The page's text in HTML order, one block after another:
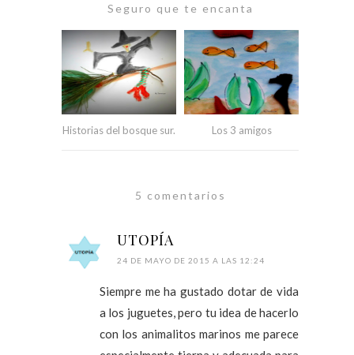
Seguro que te encanta
Historias del bosque sur. Los 3 amigos
5 comentarios
UTOPÍA
24 DE MAYO DE 2015 A LAS 12:24
Siempre me ha gustado dotar de vida
a los juguetes, pero tu idea de hacerlo
con los animalitos marinos me parece